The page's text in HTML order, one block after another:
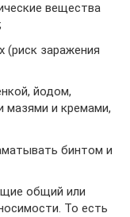
вещества
(риск заражения
йодом,
и кремами,
бинтом и
общий или
То есть